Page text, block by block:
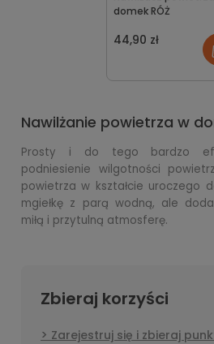
domek RÓŻ
44,90 zł
Nawilżanie powietrza w
Prosty i do tego bardzo
podniesienie wilgotności
powietrza w kształcie uroczego
mgiełkę z parą wodną, ale
miłą i przytulną atmosferę.
Zbieraj korzyści
Zarejestruj się i zbieraj